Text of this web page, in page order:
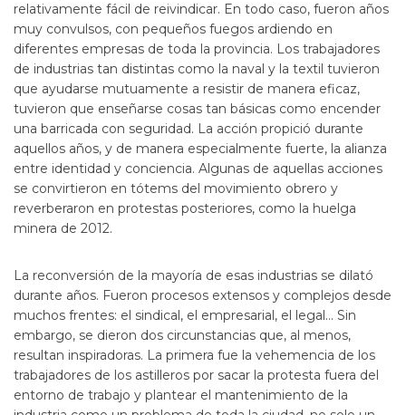
relativamente fácil de reivindicar. En todo caso, fueron años
muy convulsos, con pequeños fuegos ardiendo en
diferentes empresas de toda la provincia. Los trabajadores
de industrias tan distintas como la naval y la textil tuvieron
que ayudarse mutuamente a resistir de manera eficaz,
tuvieron que enseñarse cosas tan básicas como encender
una barricada con seguridad. La acción propició durante
aquellos años, y de manera especialmente fuerte, la alianza
entre identidad y conciencia. Algunas de aquellas acciones
se convirtieron en tótems del movimiento obrero y
reverberaron en protestas posteriores, como la huelga
minera de 2012.
La reconversión de la mayoría de esas industrias se dilató
durante años. Fueron procesos extensos y complejos desde
muchos frentes: el sindical, el empresarial, el legal… Sin
embargo, se dieron dos circunstancias que, al menos,
resultan inspiradoras. La primera fue la vehemencia de los
trabajadores de los astilleros por sacar la protesta fuera del
entorno de trabajo y plantear el mantenimiento de la